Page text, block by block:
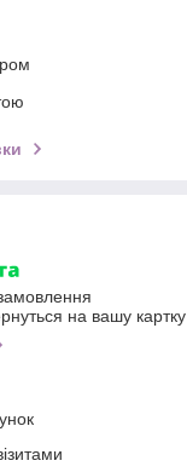
на вашу картку